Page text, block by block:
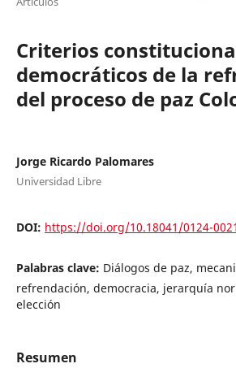
Criterios
democráticos de la
del proceso de paz
Jorge Ricardo Palomares
Universidad Libre
DOI: https://doi.org/10.18041/0124-
Palabras clave: Diálogos de paz,
refrendación, democracia, jerarquía
elección
Resumen